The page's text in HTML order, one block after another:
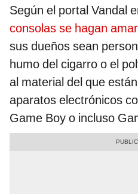
Según el portal Vandal
consolas se hagan
sus dueños sean
humo del cigarro o el
al material del que
aparatos electrónicos
Game Boy o incluso